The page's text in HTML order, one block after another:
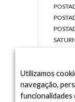
Utilizamos
navegação,
funcionalidades